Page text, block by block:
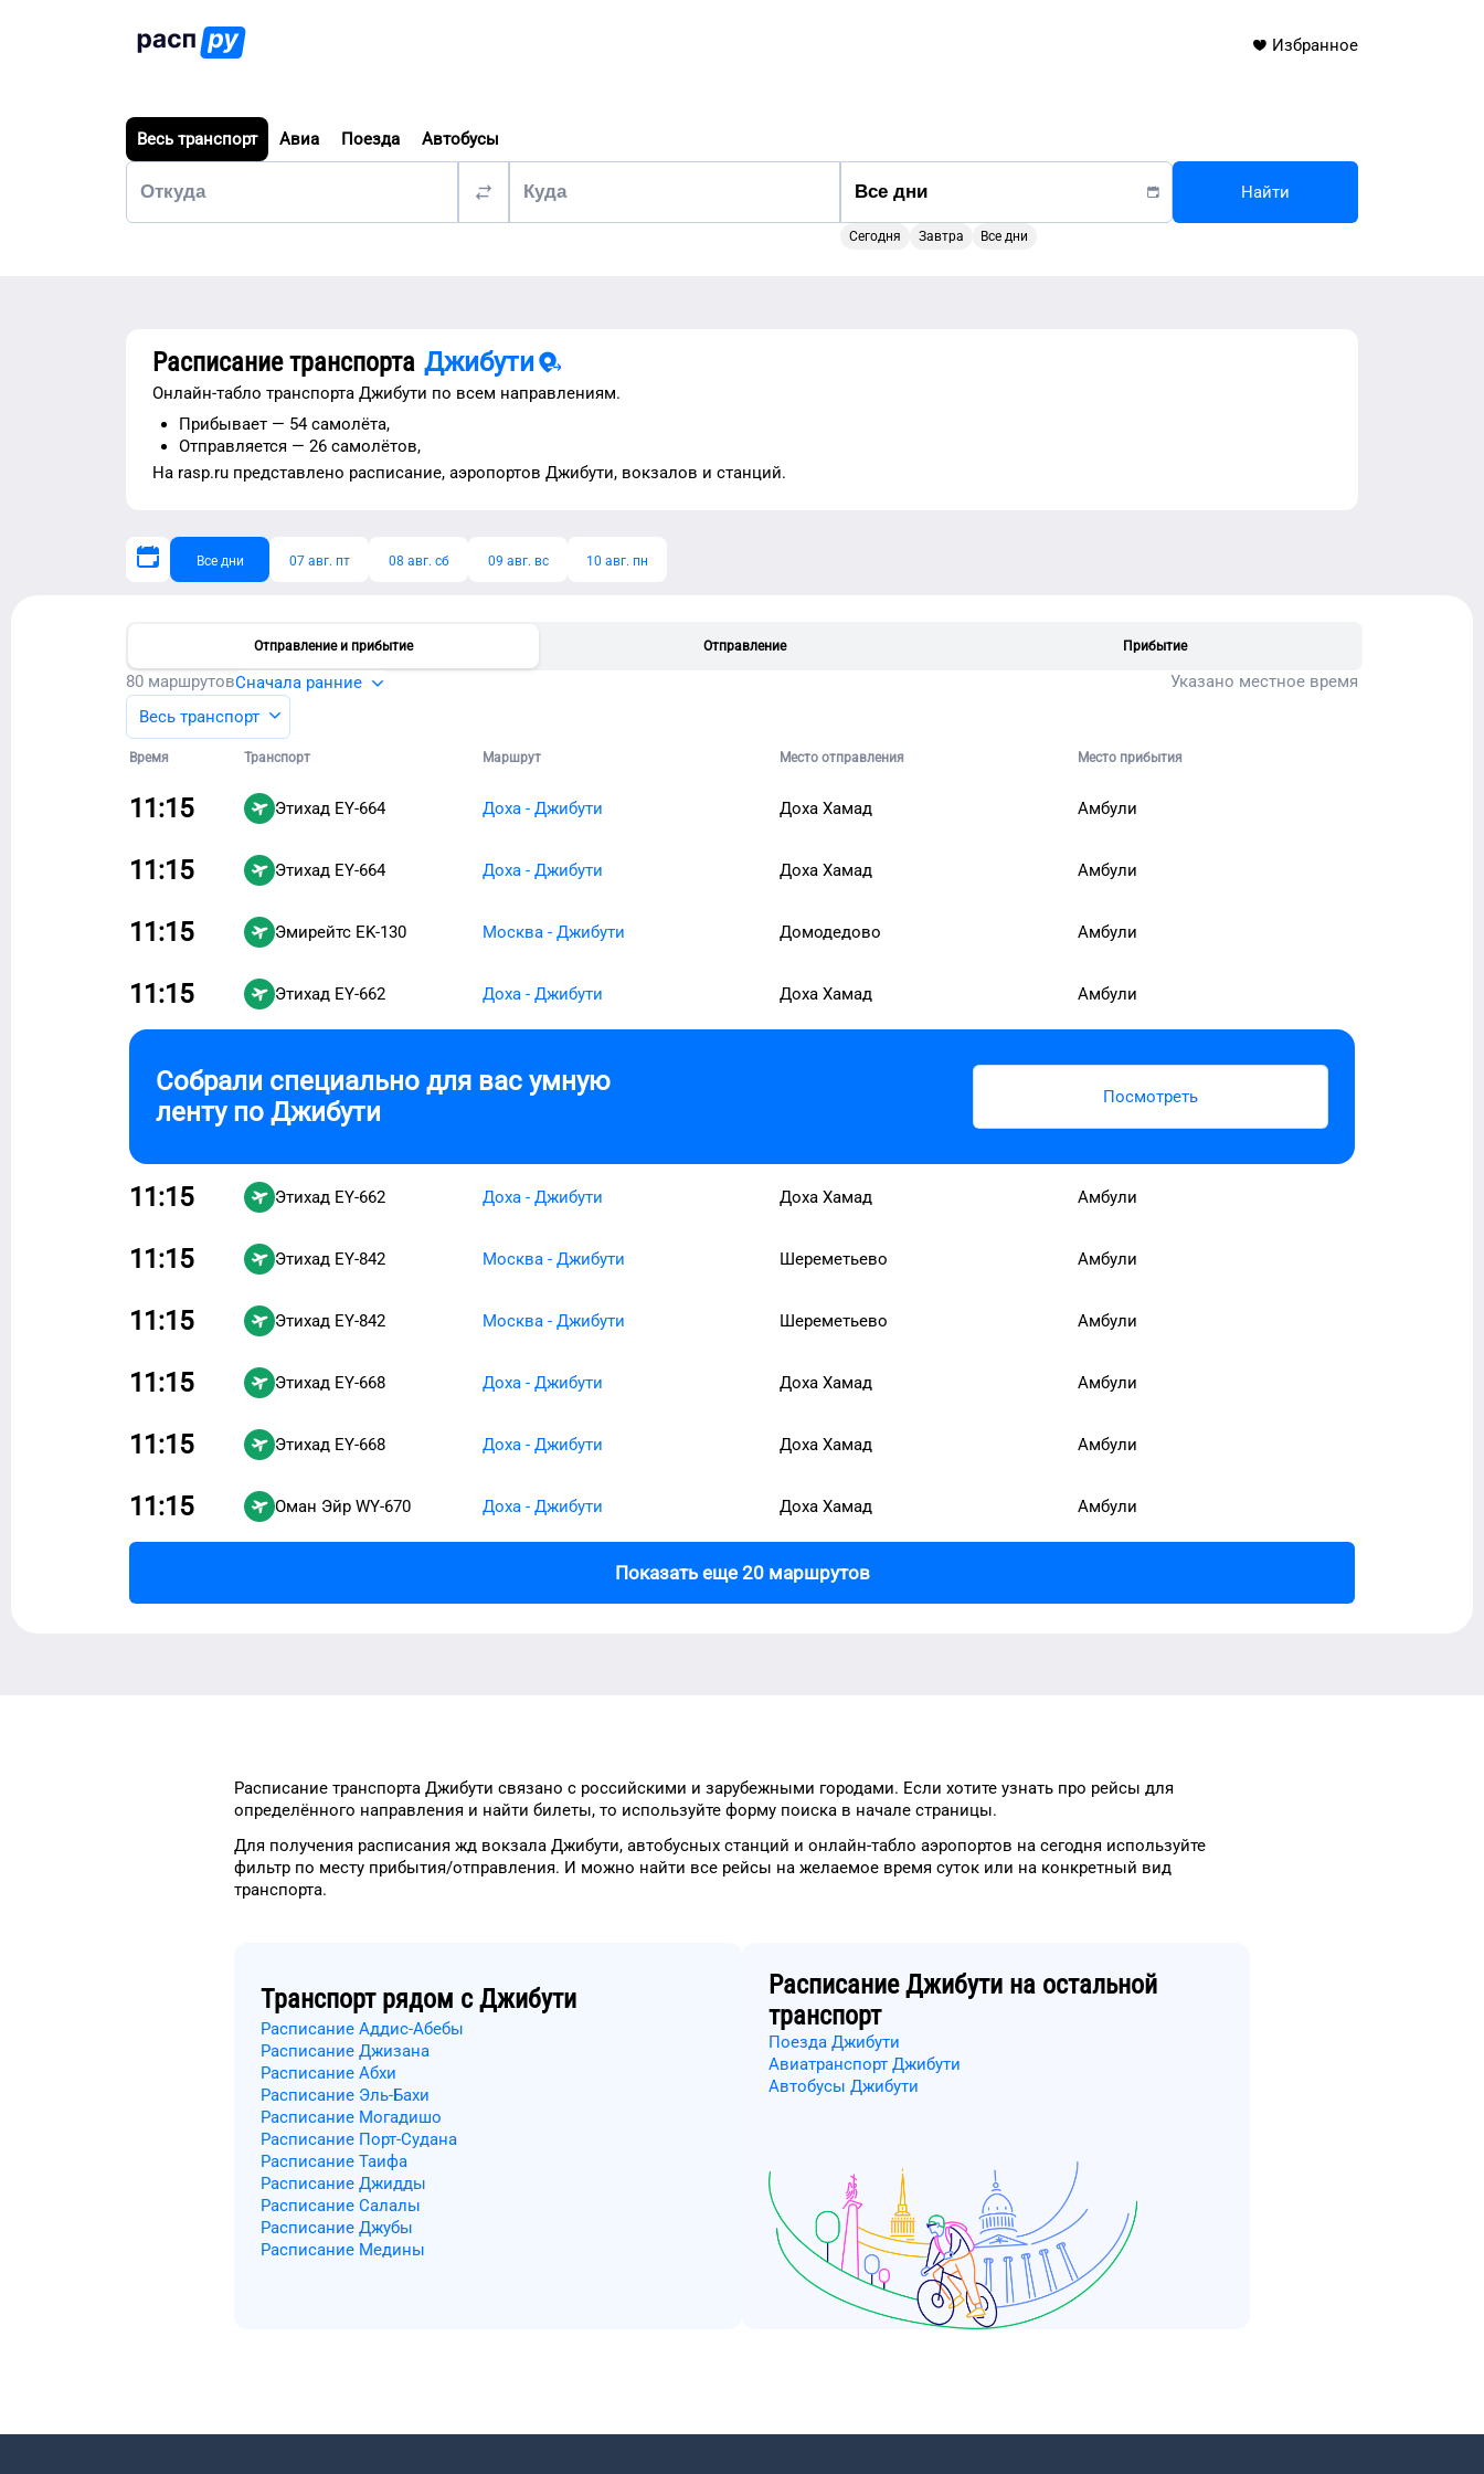
Избранное
Весь транспорт Авиа Поезда Автобусы
Сегодня Завтра Все дни
Найти
Расписание транспорта Джибути
Онлайн-табло транспорта Джибути по всем направлениям.
Прибывает — 54 самолёта,
Отправляется — 26 самолётов,
На rasp.ru представлено расписание, аэропортов Джибути, вокзалов и станций.
Все дни 07 авг. пт 08 авг. сб 09 авг. вс 10 авг. пн
Отправление и прибытие Отправление Прибытие
80 маршрутовСначала ранние
Указано местное время
Весь транспорт
Время Транспорт Маршрут Место отправления Место прибытия
11:15 Этихад EY-664 Доха - Джибути Доха Хамад Амбули
11:15 Этихад EY-664 Доха - Джибути Доха Хамад Амбули
11:15 Эмирейтс EK-130 Москва - Джибути Домодедово Амбули
11:15 Этихад EY-662 Доха - Джибути Доха Хамад Амбули
Собрали специально для вас умную
ленту по Джибути Посмотреть
11:15 Этихад EY-662 Доха - Джибути Доха Хамад Амбули
11:15 Этихад EY-842 Москва - Джибути Шереметьево Амбули
11:15 Этихад EY-842 Москва - Джибути Шереметьево Амбули
11:15 Этихад EY-668 Доха - Джибути Доха Хамад Амбули
11:15 Этихад EY-668 Доха - Джибути Доха Хамад Амбули
11:15 Оман Эйр WY-670 Доха - Джибути Доха Хамад Амбули
Показать еще 20 маршрутов
Расписание транспорта Джибути связано с российскими и зарубежными городами. Если хотите узнать про рейсы для
определённого направления и найти билеты, то используйте форму поиска в начале страницы.
Для получения расписания жд вокзала Джибути, автобусных станций и онлайн-табло аэропортов на сегодня используйте
фильтр по месту прибытия/отправления. И можно найти все рейсы на желаемое время суток или на конкретный вид
транспорта.
Транспорт рядом с Джибути
Расписание Аддис-Абебы
Расписание Джизана
Расписание Абхи
Расписание Эль-Бахи
Расписание Могадишо
Расписание Порт-Судана
Расписание Таифа
Расписание Джидды
Расписание Салалы
Расписание Джубы
Расписание Медины
РасписаниеДжибути на остальной
транспорт
Поезда Джибути
Авиатранспорт Джибути
Автобусы Джибути